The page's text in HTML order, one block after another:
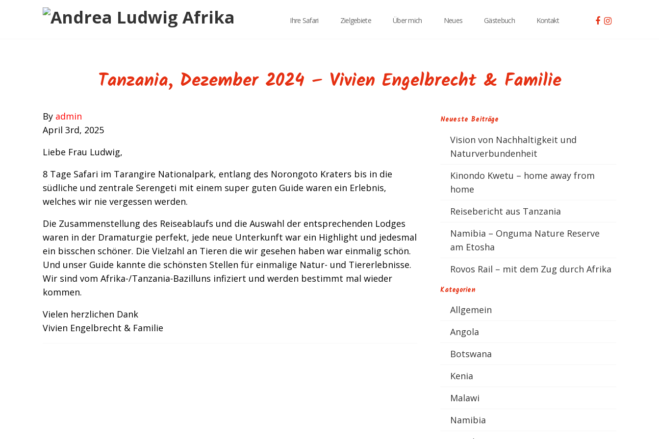
Zielgebiete
Ihre Safari Zielgebiete Über mich Neues Gästebuch Kontakt
Tanzania, Dezember 2024 – Vivien Engelbrecht & Familie
By admin
April 3rd, 2025
Liebe Frau Ludwig,
8 Tage Safari im Tarangire Nationalpark, entlang des Norongoto Kraters bis in die
südliche und zentrale Serengeti mit einem super guten Guide waren ein Erlebnis,
welches wir nie vergessen werden.
Die Zusammenstellung des Reiseablaufs und die Auswahl der entsprechenden Lodges
waren in der Dramaturgie perfekt, jede neue Unterkunft war ein Highlight und jedesmal
ein bisschen schöner. Die Vielzahl an Tieren die wir gesehen haben war einmalig schön.
Und unser Guide kannte die schönsten Stellen für einmalige Natur- und Tiererlebnisse.
Wir sind vom Afrika-/Tanzania-Bazilluns infiziert und werden bestimmt mal wieder
kommen.
Vielen herzlichen Dank
Vivien Engelbrecht & Familie
Neueste Beiträge
Vision von Nachhaltigkeit und
Naturverbundenheit
Kinondo Kwetu – home away from
home
Reisebericht aus Tanzania
Namibia – Onguma Nature Reserve
am Etosha
Rovos Rail – mit dem Zug durch Afrika
Kategorien
Allgemein
Angola
Botswana
Kenia
Malawi
Namibia